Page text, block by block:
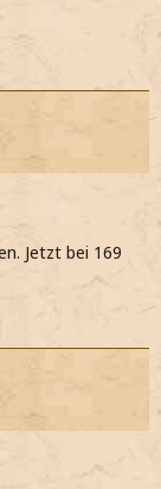
Jetzt bei 169